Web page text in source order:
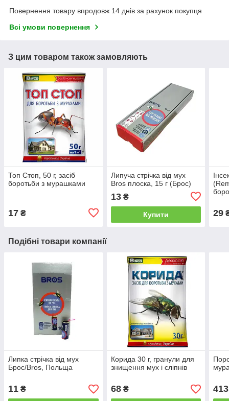
Повернення товару впродовж 14 днів за рахунок покупця
Всі умови повернення
З цим товаром також замовляють
Топ Стоп, 50 г, засіб
боротьби з мурашками
17 ₴
Липуча стрічка від мух
Bros плоска, 15 г (Брос)
13₴
Купити 29
Подібні товари компанії
Липка стрічка від мух
Брос/Bros, Польща
11 ₴
Корида 30 г, гранули для
знищення мух і сліпнів
68₴ 413